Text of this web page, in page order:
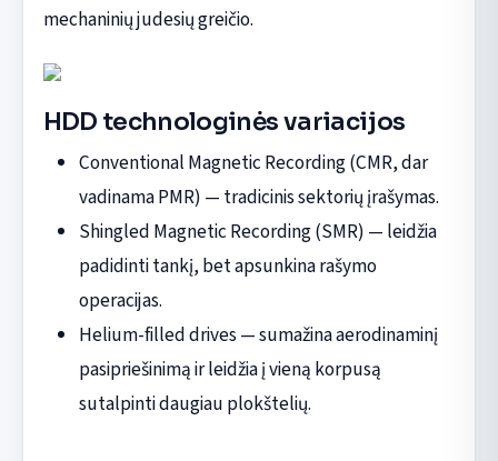
mechaninių judesių greičio.
HDD technologinės variacijos
Conventional Magnetic Recording (CMR, dar
vadinama PMR) — tradicinis sektorių įrašymas.
Shingled Magnetic Recording (SMR) — leidžia
padidinti tankį, bet apsunkina rašymo
operacijas.
Helium-filled drives — sumažina aerodinaminį
pasipriešinimą ir leidžia į vieną korpusą
sutalpinti daugiau plokštelių.